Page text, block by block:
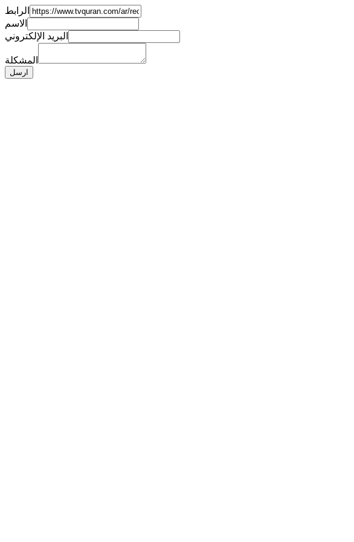
الرابط
الاسم
البريد الإلكتروني
المشكلة
ارسل